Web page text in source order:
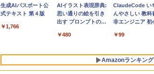
Apple 2026
MacBook Neo A18
ンチノートブック：
Retinaディスプレ
512GB SSD、1080p
tomtoc 360°保護
15.6 16インチ パソコ
ンケース Dell NEC
dynabook Lenovo
￥2,952
Apple 2026
MacBook Air
ップ搭載13イン
Apple
Retinaディスプ
イ、16GBユニ
ドメモリ、1TB
￥261,414
Robloxギフトカード
- 800 Robux 【限定
を含む】 【オンライ
インコード版
Robloxギフトカード
- 1000 Robux 【限定
バーチャルアイテム
ンゲームコード】 ロ
ンコード版
￥1,600
Microsoft Office
Home &
2024(最新 永続
版|Windows11、
￥39,582
生成AIパスポート公
式テキスト 第４版
￥1,766
AIイラスト表現辞典:
思い通りの絵を引き
出す プロンプトの言
ズ (はぴーイラスト
￥480
ClaudeCode い
んやさしい 教科
非エンジニア 初
マニュアル AI副
もKindle出版に
非エンジニアの
のAIコーディン
￥99
Amazonランキン